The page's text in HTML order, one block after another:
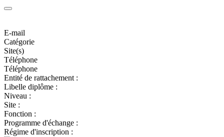
E-mail
Catégorie
Site(s)
Téléphone
Téléphone
Entité de rattachement :
Libelle diplôme :
Niveau :
Site :
Fonction :
Programme d'échange :
Régime d'inscription :